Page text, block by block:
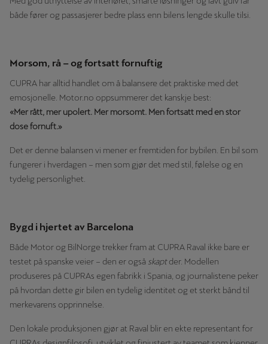
både fører og passasjerer bedre plass enn bilens lengde skulle tilsi.
Morsom, rå – og fortsatt fornuftig
CUPRA har alltid handlet om å balansere det praktiske med det
emosjonelle. Motor.no oppsummerer det kanskje best:
«Mer rått, mer upolert. Mer morsomt. Men fortsatt med en stor
dose fornuft.»
Det er denne balansen vi mener er fremtiden for bybilen. En bil som
fungerer i hverdagen – men som gjør det med stil, følelse og en
tydelig personlighet.
Bygd i hjertet av Barcelona
Både Motor og BilNorge trekker fram at CUPRA Raval ikke bare er
testet på spanske veier – den er også skaptder. Modellen
produseres på CUPRAs egen fabrikk i Spania, og journalistene peker
på hvordan dette gir bilen en tydelig identitet og et sterkt bånd til
merkevarens opprinnelse.
Den lokale produksjonen gjør at Raval blir en ekte representant for